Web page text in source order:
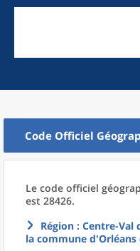
Code Officiel
Le code officiel
est 28426.
Région : Centre-Val
la commune d'Orléans